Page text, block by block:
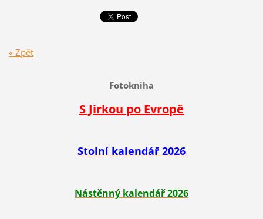
« Zpět
Fotokniha
S Jirkou po Evropě
Stolní kalendář 2026
Nástěnný kalendář 2026